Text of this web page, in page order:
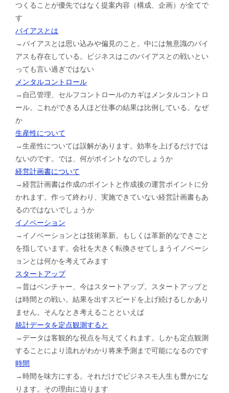
つくることが優先ではなく提案内容（構成、企画）が全てで
す
バイアスとは
→バイアスとは思い込みや偏見のこと。中には無意識のバイ
アスも存在している。ビジネスはこのバイアスとの戦いとい
っても言い過ぎではない
メンタルコントロール
→自己管理、セルフコントロールのカギはメンタルコントロ
ール。これができる人ほど仕事の結果は比例している。なぜ
か
生産性について
→生産性については誤解があります。効率を上げるだけでは
ないのです。では、何がポイントなのでしょうか
経営計画書について
→経営計画書は作成のポイントと作成後の運営ポイントに分
かれます。作って終わり、実施できていない経営計画書もあ
るのではないでしょうか
イノベーション
→イノベーションとは技術革新。もしくは革新的なできごと
を指しています。会社を大きく転換させてしまうイノベーシ
ョンとは何かを考えてみます
スタートアップ
→昔はベンチャー、今はスタートアップ。スタートアップと
は時間との戦い。結果を出すスピードを上げ続けるしかあり
ません。そんなとき考えることといえば
統計データを定点観測すると
→データは客観的な視点を与えてくれます。しかも定点観測
することにより流れがわかり将来予測まで可能になるのです
時間
→時間を味方にする。それだけでビジネスモ人生も豊かにな
ります。その理由に迫ります